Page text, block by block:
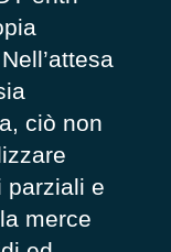
ciò non
parziali e
merce